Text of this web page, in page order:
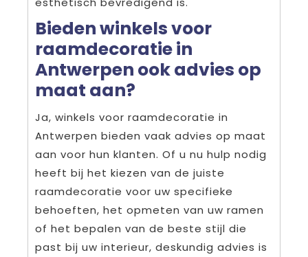
Bieden winkels voor
raamdecoratie in
Antwerpen ook advies op
maat aan?
Ja, winkels voor raamdecoratie in
Antwerpen bieden vaak advies op maat
aan voor hun klanten. Of u nu hulp nodig
heeft bij het kiezen van de juiste
raamdecoratie voor uw specifieke
behoeften, het opmeten van uw ramen
of het bepalen van de beste stijl die
past bij uw interieur, deskundig advies is